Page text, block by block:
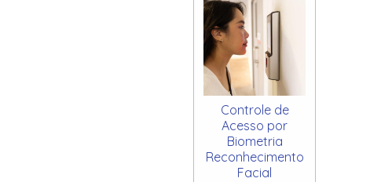
Controle de
Acesso por
Biometria
Reconhecimento
Facial